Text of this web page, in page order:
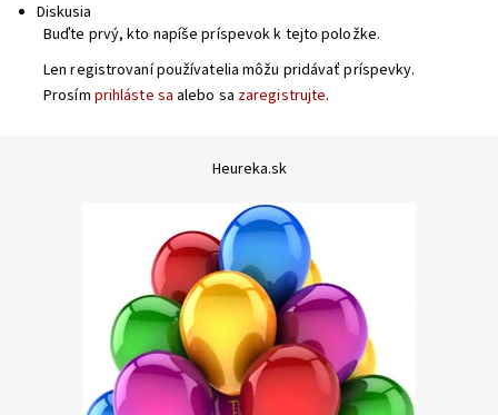
Diskusia
Buďte prvý, kto napíše príspevok k tejto položke.
Len registrovaní používatelia môžu pridávať príspevky.
Prosím prihláste sa alebo sa zaregistrujte.
Heureka.sk